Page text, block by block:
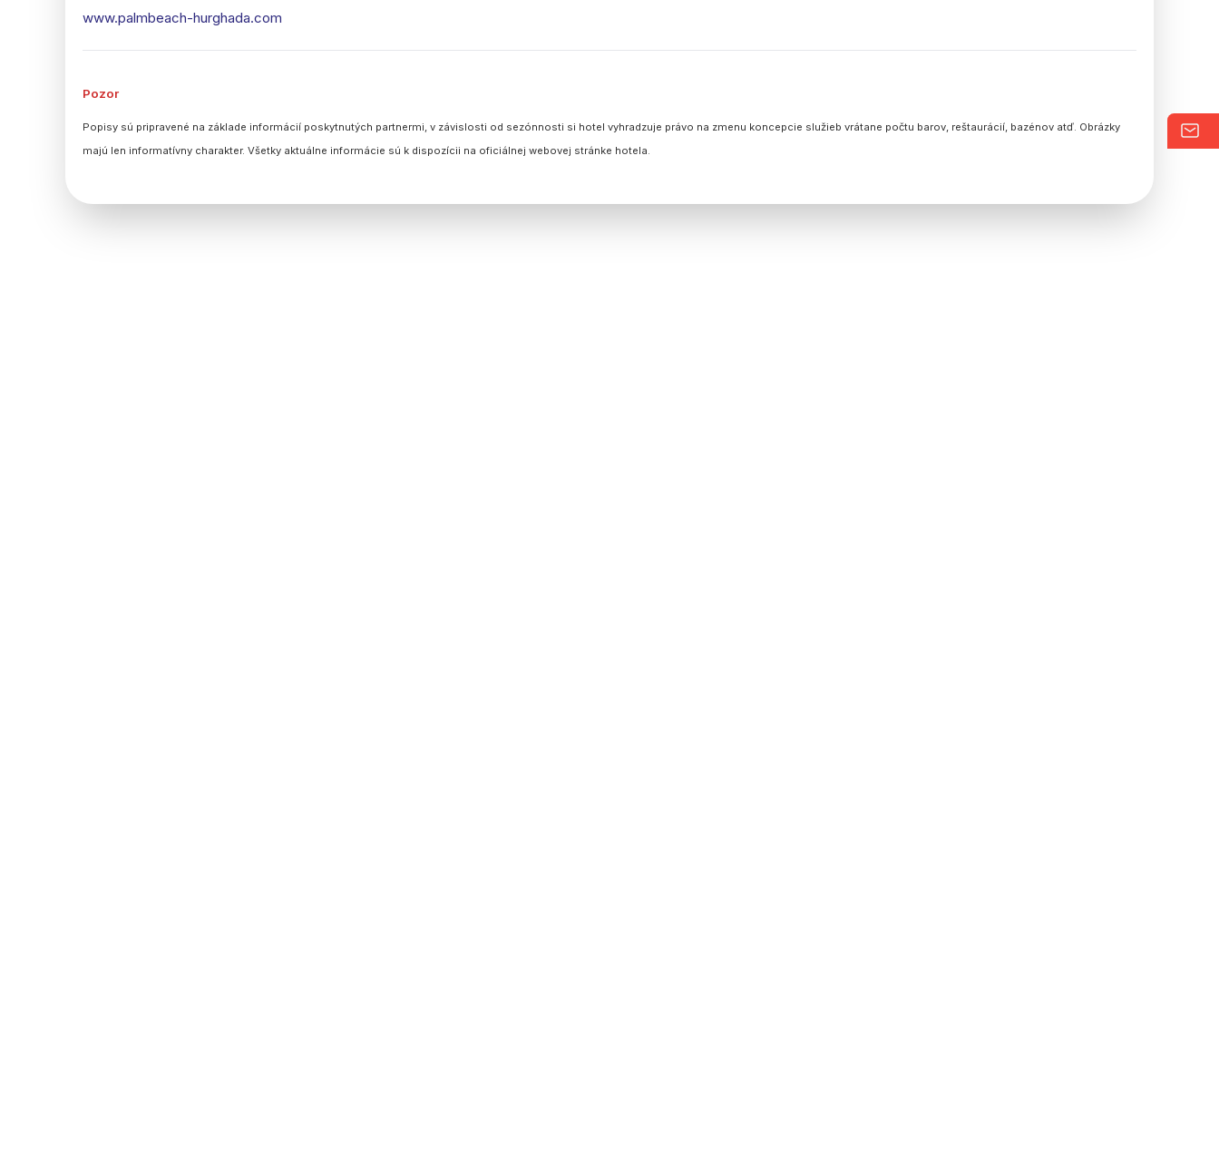
www.palmbeach-hurghada.com
Pozor
Popisy sú pripravené na základe informácií poskytnutých partnermi, v závislosti od sezónnosti si hotel vyhradzuje právo na zmenu koncepcie služieb vrátane počtu barov, reštaurácií, bazénov atď. Obrázky
majú len informatívny charakter. Všetky aktuálne informácie sú k dispozícii na oficiálnej webovej stránke hotela.